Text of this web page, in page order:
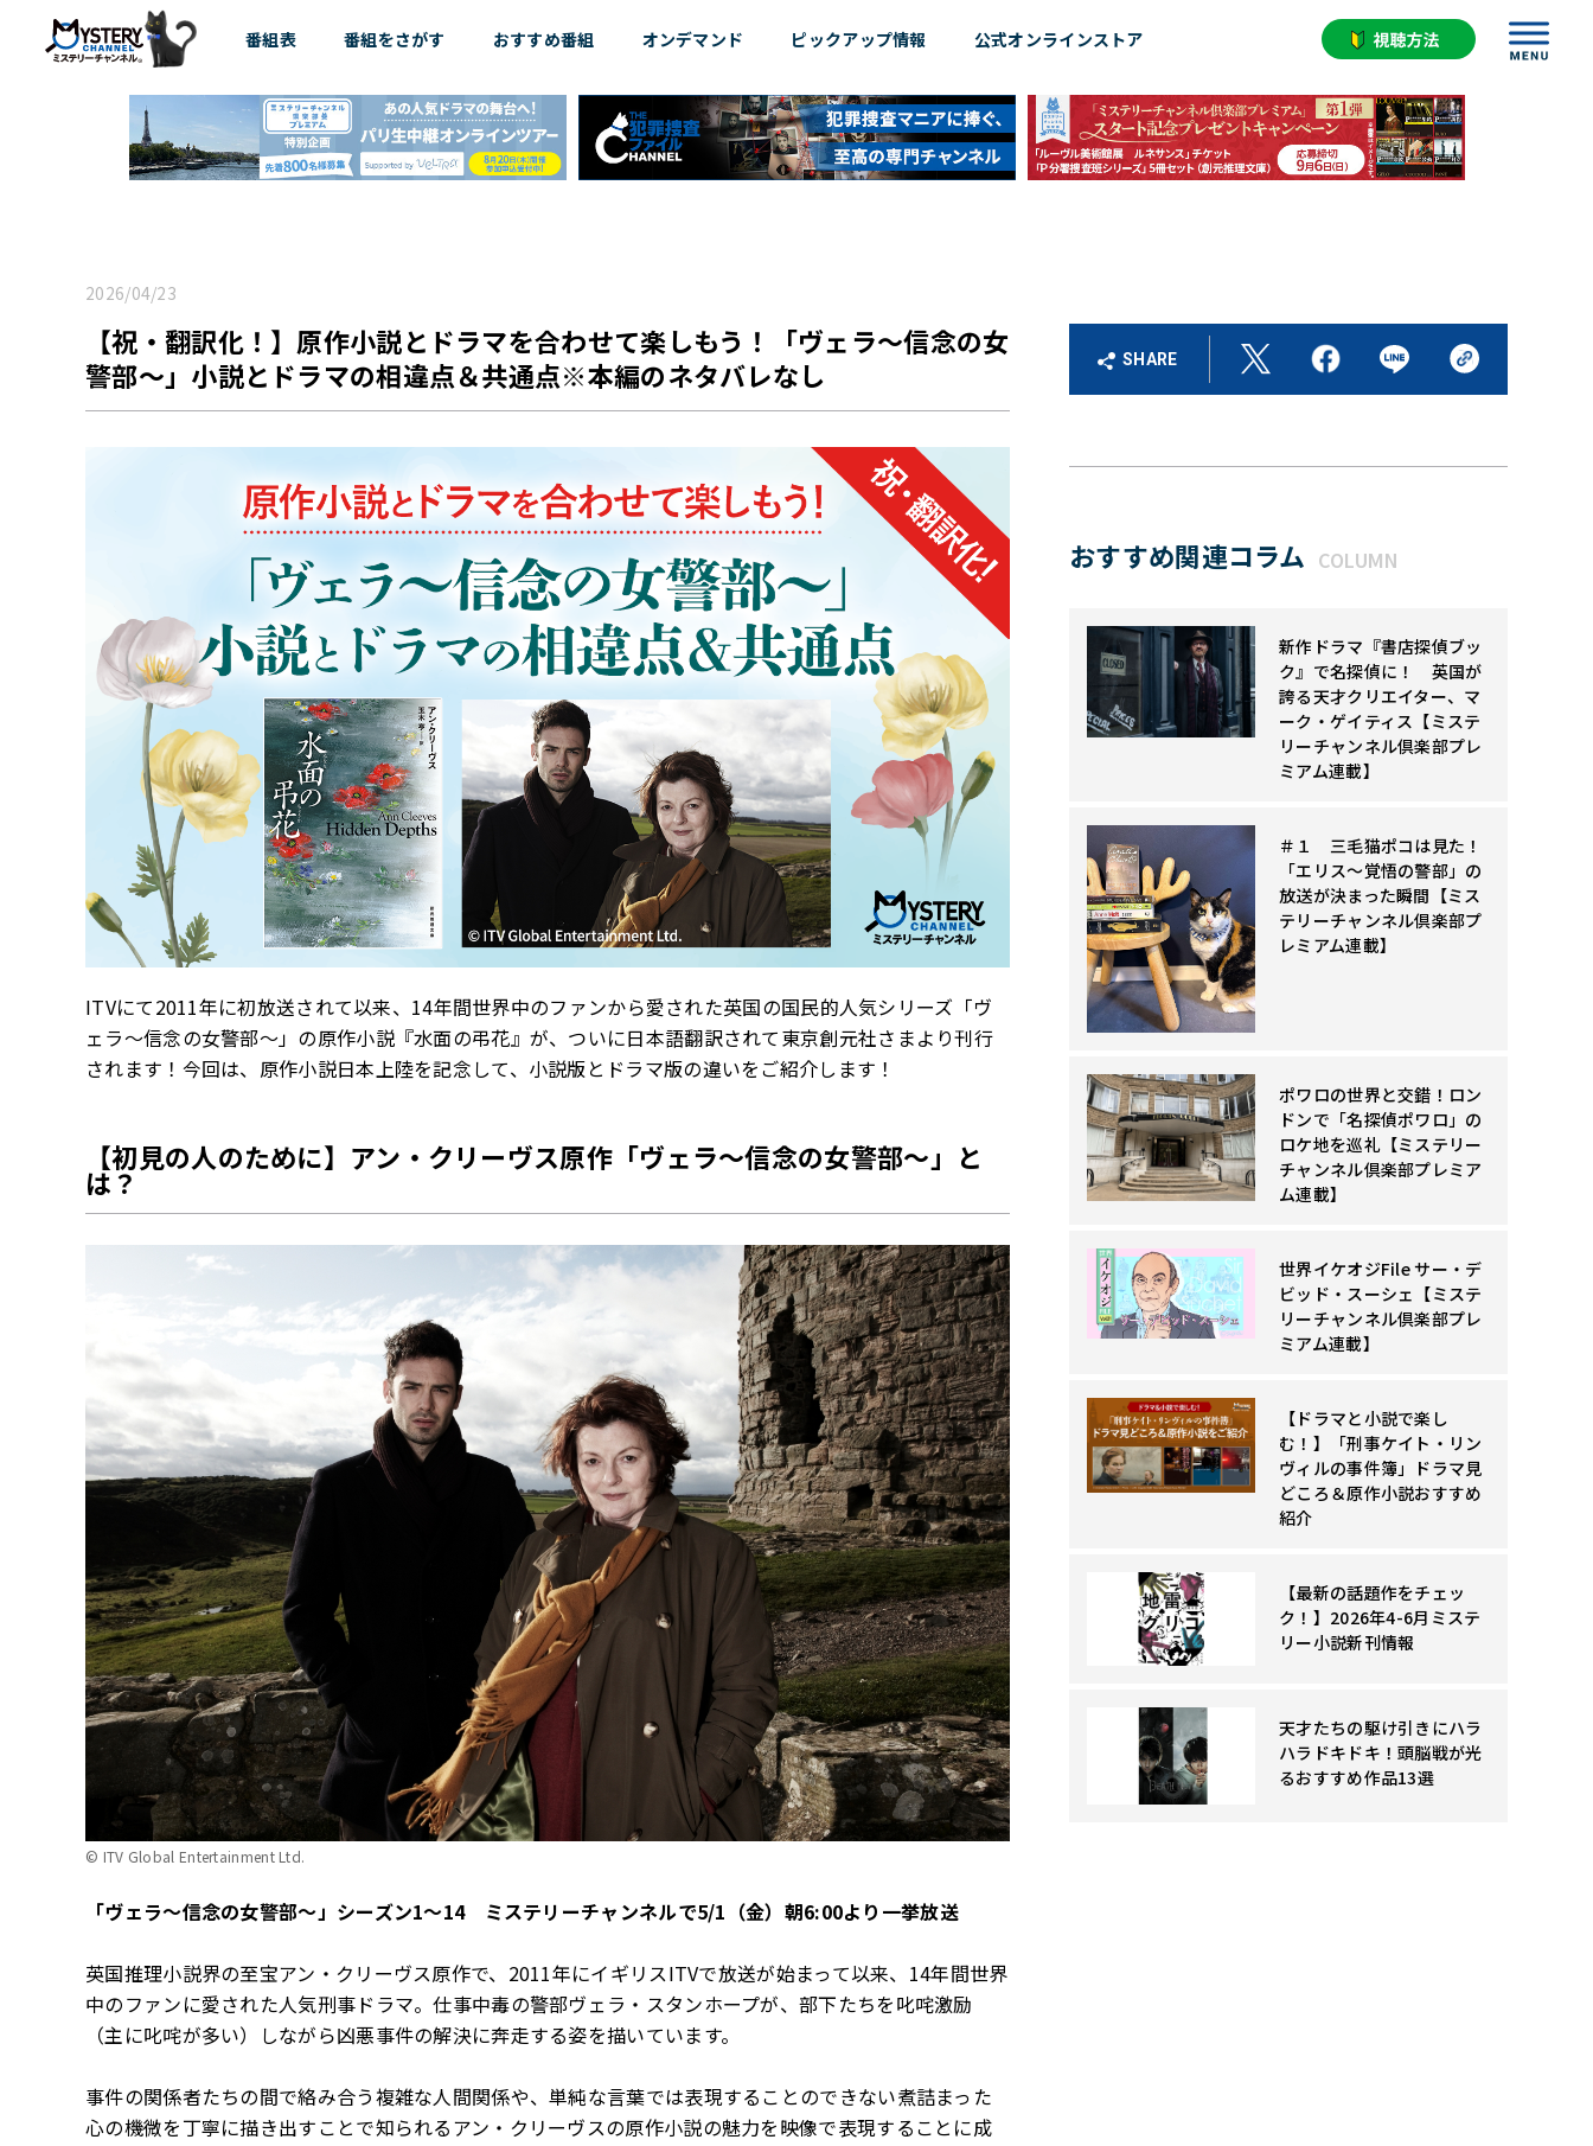
番組表 番組をさがす おすすめ番組 オンデマンド ピックアップ情報 公式オンラインストア
2026/04/23
【祝・翻訳化！】原作小説とドラマを合わせて楽しもう！「ヴェラ～信念の女
警部～」小説とドラマの相違点＆共通点※本編のネタバレなし
ITVにて2011年に初放送されて以来、14年間世界中のファンから愛された英国の国民的人気シリーズ「ヴ
ェラ～信念の女警部～」の原作小説『水面の弔花』が、ついに日本語翻訳されて東京創元社さまより刊行
されます！今回は、原作小説日本上陸を記念して、小説版とドラマ版の違いをご紹介します！
【初見の人のために】アン・クリーヴス原作「ヴェラ～信念の女警部～」と
は？
© ITV Global Entertainment Ltd.
「ヴェラ～信念の女警部～」シーズン1～14 ミステリーチャンネルで5/1（金）朝6:00より一挙放送
英国推理小説界の至宝アン・クリーヴス原作で、2011年にイギリスITVで放送が始まって以来、14年間世界
中のファンに愛された人気刑事ドラマ。仕事中毒の警部ヴェラ・スタンホープが、部下たちを叱咤激励
（主に叱咤が多い）しながら凶悪事件の解決に奔走する姿を描いています。
事件の関係者たちの間で絡み合う複雑な人間関係や、単純な言葉では表現することのできない煮詰まった
心の機微を丁寧に描き出すことで知られるアン・クリーヴスの原作小説の魅力を映像で表現することに成
SHARE
おすすめ関連コラム COLUMN
新作ドラマ『書店探偵ブッ
ク』で名探偵に！ 英国が
誇る天才クリエイター、マ
ーク・ゲイティス【ミステ
リーチャンネル倶楽部プレ
ミアム連載】
＃１ 三毛猫ポコは見た！
「エリス～覚悟の警部」の
放送が決まった瞬間【ミス
テリーチャンネル倶楽部プ
レミアム連載】
ポワロの世界と交錯！ロン
ドンで「名探偵ポワロ」の
ロケ地を巡礼【ミステリー
チャンネル倶楽部プレミア
ム連載】
世界イケオジFile サー・デ
ビッド・スーシェ【ミステ
リーチャンネル倶楽部プレ
ミアム連載】
【ドラマと小説で楽し
む！】「刑事ケイト・リン
ヴィルの事件簿」ドラマ見
どころ＆原作小説おすすめ
紹介
【最新の話題作をチェッ
ク！】2026年4-6月ミステ
リー小説新刊情報
天才たちの駆け引きにハラ
ハラドキドキ！頭脳戦が光
るおすすめ作品13選